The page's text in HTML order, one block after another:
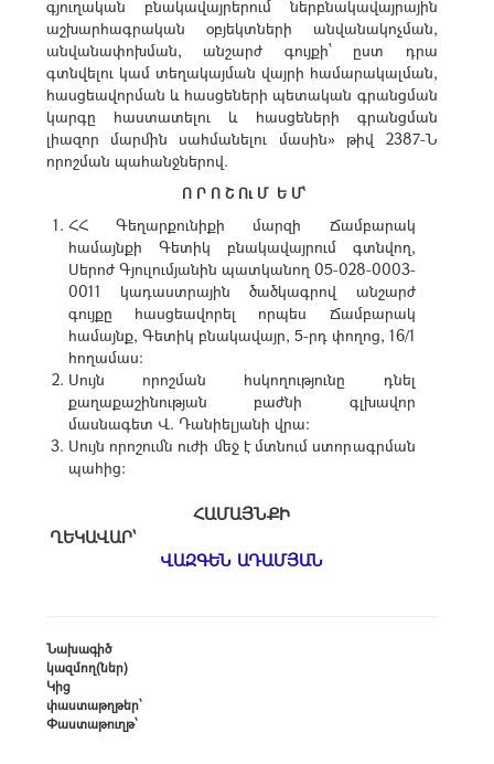
գյուղական բնակավայրերում ներբնակավայրային
աշխարհագրական օբյեկտների անվանակոչման,
անվանափոխման, անշարժ գույքի՝ ըստ դրա
գտնվելու կամ տեղակայման վայրի համարակալման,
հասցեավորման և հասցեների պետական գրանցման
կարգը հաստատելու և հասցեների գրանցման
լիազոր մարմին սահմանելու մասին» թիվ 2387-Ն
որոշման պահանջներով.
Ո Ր Ո Շ Ու Մ Ե Մ՝
ՀՀ Գեղարքունիքի մարզի Ճամբարակ
համայնքի Գետիկ բնակավայրում գտնվող,
Սերոժ Գյուլումյանին պատկանող 05-028-0003-
0011 կադաստրային ծածկագրով անշարժ
գույքը հասցեավորել որպես Ճամբարակ
համայնք, Գետիկ բնակավայր, 5-րդ փողոց, 16/1
հողամաս։
Սույն որոշման հսկողությունը դնել
քաղաքաշինության բաժնի գլխավոր
մասնագետ Վ. Դանիելյանի վրա:
Սույն որոշումն ուժի մեջ է մտնում ստորագրման
պահից:
ՀԱՄԱՅՆՔԻ
ՂԵԿԱՎԱՐ՝
ՎԱԶԳԵՆ ԱԴԱՄՅԱՆ
Նախագիծ
կազմող(ներ)
Կից
փաստաթղթեր՝
Փաստաթուղթ՝